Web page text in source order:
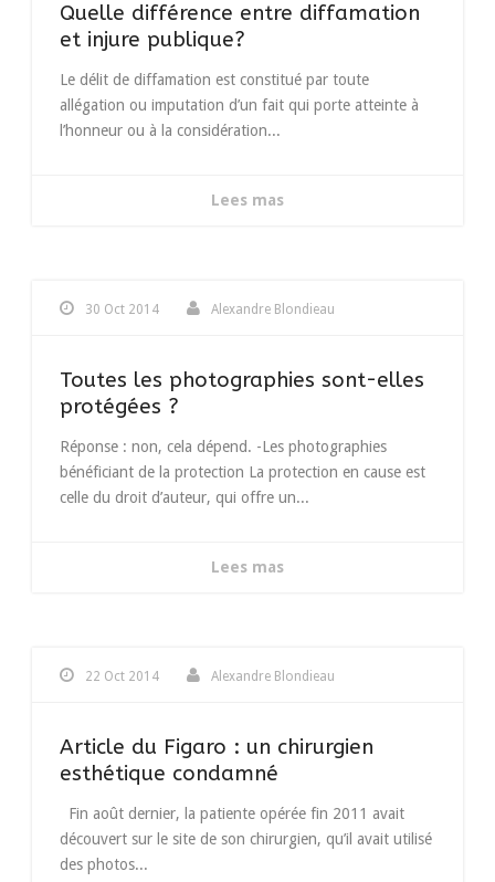
Quelle différence entre diffamation
et injure publique?
Le délit de diffamation est constitué par toute
allégation ou imputation d’un fait qui porte atteinte à
l’honneur ou à la considération...
Lees mas
30 Oct 2014 Alexandre Blondieau
Toutes les photographies sont-elles
protégées ?
Réponse : non, cela dépend. -Les photographies
bénéficiant de la protection La protection en cause est
celle du droit d’auteur, qui offre un...
Lees mas
22 Oct 2014 Alexandre Blondieau
Article du Figaro : un chirurgien
esthétique condamné
Fin août dernier, la patiente opérée fin 2011 avait
découvert sur le site de son chirurgien, qu’il avait utilisé
des photos...